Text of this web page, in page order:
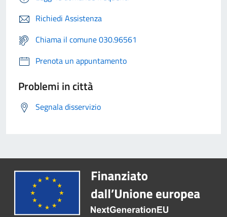
Richiedi Assistenza
Chiama il comune 030.96561
Prenota un appuntamento
Problemi in città
Segnala disservizio